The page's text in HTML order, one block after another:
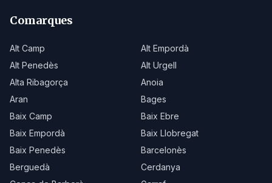
Comarques
Alt Camp
Alt Empordà
Alt Penedès
Alt Urgell
Alta Ribagorça
Anoia
Aran
Bages
Baix Camp
Baix Ebre
Baix Empordà
Baix Llobregat
Baix Penedès
Barcelonès
Berguedà
Cerdanya